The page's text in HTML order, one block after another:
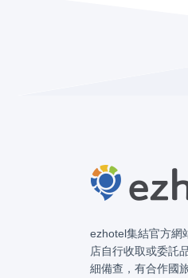
ezhotel集結官方網
店自行收取或委託
細備查，有合作國